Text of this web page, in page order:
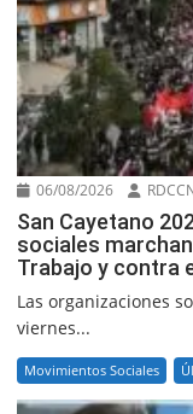
06/08/2026
San Cayetano
sociales
Trabajo y contra
Las organizaciones
viernes...
Movimientos Sociales